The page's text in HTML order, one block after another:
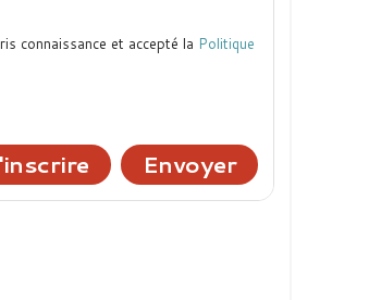
connaissance et accepté la Politique
Envoyer